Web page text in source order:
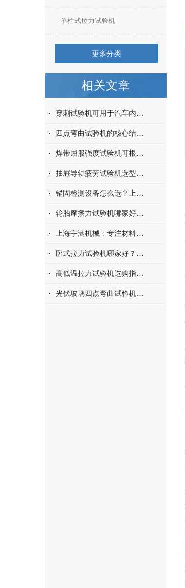
单柱式拉力试验机
更多分类
相关文章
穿刺试验机可用于汽车内饰表皮、防撞缓冲材料得性能测试
四点弯曲试验机的核心结构与工作原理特点
焊带屈服强度试验机可根据不同标准和试验需求调整试验条件
抽屉导轨疲劳试验机选型指南：如何量化评估家具五金的耐用性
锚固检测设备怎么选？上海宇涵膨胀螺丝拉拔试验机品牌评测
轮胎摩擦力试验机哪家好？上海宇涵试验机综合评测
上海宇涵机械：专注材料力学检测，电池片拉力试验机助力光伏品质管控
卧式拉力试验机哪家好？2026年国产实力厂家实测推荐
高低温拉力试验机选购指南：聚焦上海宇涵的技术实力与可靠方案
光伏玻璃四点弯曲试验机的重要性